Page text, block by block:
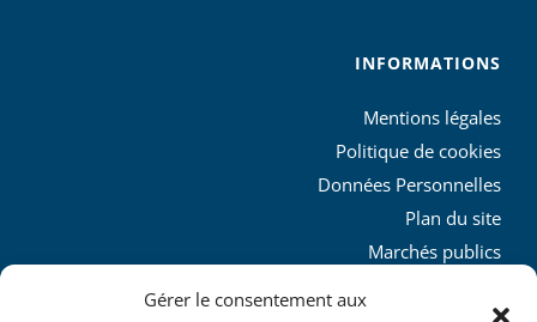
Gérer le consentement aux
INFORMATIONS
Mentions légales
Politique de cookies
Données Personnelles
Plan du site
Marchés publics